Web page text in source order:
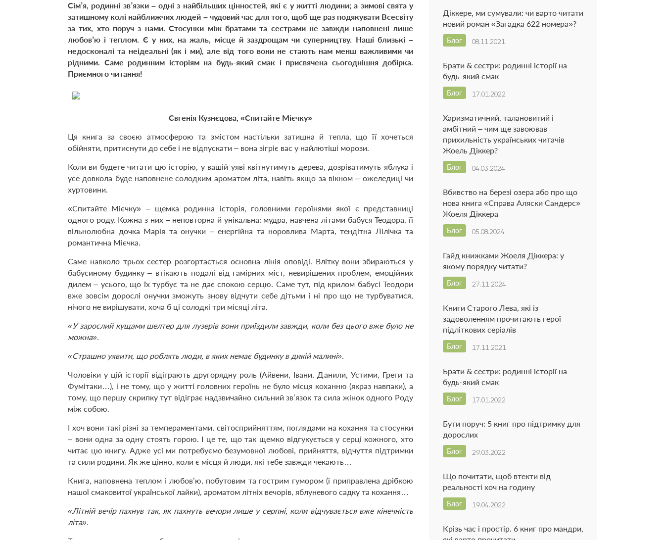
Сім’я, родинні зв’язки – одні з найбільших цінностей, які є у житті людини; а зимові свята у
затишному колі найближчих людей – чудовий час для того, щоб ще раз подякувати Всесвіту
за тих, хто поруч з нами. Стосунки між братами та сестрами не завжди наповнені лише
любов’ю і теплом. Є у них, на жаль, місце й заздрощам чи суперництву. Наші близькі –
недосконалі та неідеальні (як і ми), але від того вони не стають нам менш важливими чи
рідними. Саме родинним історіям на будь-який смак і присвячена сьогоднішня добірка.
Приємного читання!
Євгенія Кузнєцова, «Спитайте Мієчку»
Ця книга за своєю атмосферою та змістом настільки затишна й тепла, що її хочеться
обійняти, притиснути до себе і не відпускати – вона зігріє вас у найлютіші морози.
Коли ви будете читати цю історію, у вашій уяві квітнутимуть дерева, дозріватимуть яблука і
усе довкола буде наповнене солодким ароматом літа, навіть якщо за вікном – ожеледиці чи
хуртовини.
«Спитайте Мієчку» – щемка родинна історія, головними героїнями якої є представниці
одного роду. Кожна з них – неповторна й унікальна: мудра, навчена літами бабуся Теодора, її
вільнолюбна дочка Марія та онучки – енергійна та норовлива Марта, тендітна Лілічка та
романтична Мієчка.
Саме навколо трьох сестер розгортається основна лінія оповіді. Влітку вони збираються у
бабусиному будинку – втікають подалі від гамірних міст, невирішених проблем, емоційних
дилем – усього, що їх турбує та не дає спокою серцю. Саме тут, під крилом бабусі Теодори
вже зовсім дорослі онучки зможуть знову відчути себе дітьми і ні про що не турбуватися,
нічого не вирішувати, хоча б ці солодкі три місяці літа.
«У зарослий кущами шелтер для лузерів вони приїздили завжди, коли без цього вже було не
можна».
«Страшно уявити, що роблять люди, в яких немає будинку в дикій малині».
Чоловіки у цій історії відіграють другорядну роль (Айвени, Івани, Данили, Устими, Греги та
Фумітаки…), і не тому, що у житті головних героїнь не було місця коханню (якраз навпаки), а
тому, що першу скрипку тут відіграє надзвичайно сильний зв’язок та сила жінок одного Роду
між собою.
І хоч вони такі різні за темпераментами, світосприйняттям, поглядами на кохання та стосунки
– вони одна за одну стоять горою. І це те, що так щемко відгукується у серці кожного, хто
читає цю книгу. Адже усі ми потребуємо безумовної любові, прийняття, відчуття підтримки
та сили родини. Як же цінно, коли є місця й люди, які тебе завжди чекають…
Книга, наповнена теплом і любов’ю, побутовим та гострим гумором (і приправлена дрібкою
нашої смаковитої української лайки), ароматом літніх вечорів, яблуневого садку та кохання…
«Літній вечір пахнув так, як пахнуть вечори лише у серпні, коли відчувається вже кінечність
літа».
Діккере, ми сумували: чи варто читати
новий роман «Загадка 622 номера»?
08.11.2021
Блог
Брати & сестри: родинні історії на
будь-який смак
17.01.2022
Блог
Харизматичний, талановитий і
амбітний – чим ще завоював
прихильність українських читачів
Жоель Діккер?
04.03.2024
Блог
Вбивство на березі озера або про що
нова книга «Справа Аляски Сандерс»
Жоеля Діккера
05.08.2024
Блог
Гайд книжками Жоеля Діккера: у
якому порядку читати?
27.11.2024
Блог
Книги Старого Лева, які із
задоволенням прочитають герої
підліткових серіалів
17.11.2021
Блог
Брати & сестри: родинні історії на
будь-який смак
17.01.2022
Блог
Бути поруч: 5 книг про підтримку для
дорослих
29.03.2022
Блог
Що почитати, щоб втекти від
реальності хоч на годину
19.04.2022
Блог
Крізь час і простір. 6 книг про мандри,